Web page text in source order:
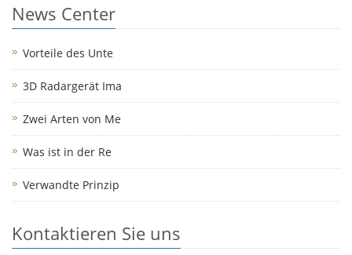
News Center
Vorteile des Unte
3D Radargerät Ima
Zwei Arten von Me
Was ist in der Re
Verwandte Prinzip
Kontaktieren Sie uns